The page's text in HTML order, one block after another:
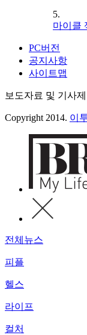
5.
마이클
PC버전
공지사항
사이트맵
보도자료 및 기사제
Copyright 2014. 이
전체뉴스
피플
헬스
라이프
컬처